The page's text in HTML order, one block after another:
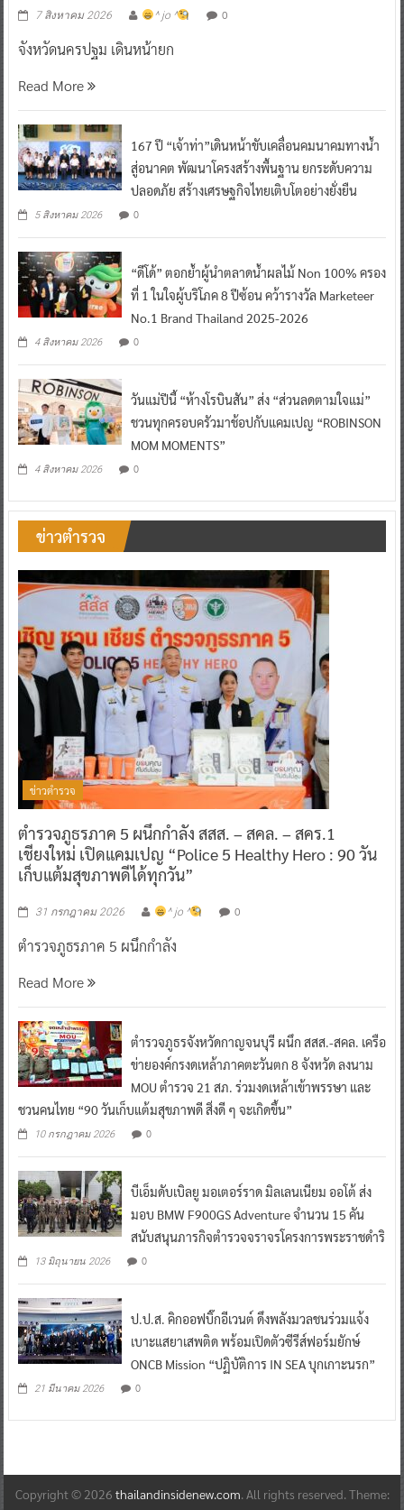
7 สิงหาคม 2026 ^ jo ^ 0
จังหวัดนครปฐม เดินหน้ายก
Read More
167 ปี “เจ้าท่า”เดินหน้าขับเคลื่อนคมนาคมทางน้ำ
สู่อนาคต พัฒนาโครงสร้างพื้นฐาน ยกระดับความ
ปลอดภัย สร้างเศรษฐกิจไทยเติบโตอย่างยั่งยืน
5 สิงหาคม 2026 0
“ดีโด้” ตอกย้ำผู้นำตลาดน้ำผลไม้ Non 100% ครอง
ที่ 1 ในใจผู้บริโภค 8 ปีซ้อน คว้ารางวัล Marketeer
No.1 Brand Thailand 2025-2026
4 สิงหาคม 2026 0
วันแม่ปีนี้ “ห้างโรบินสัน” ส่ง “ส่วนลดตามใจแม่”
ชวนทุกครอบครัวมาช้อปกับแคมเปญ “ROBINSON
MOM MOMENTS”
4 สิงหาคม 2026 0
ข่าวตำรวจ
ข่าวตำรวจ
ตำรวจภูธรภาค 5 ผนึกกำลัง สสส. – สคล. – สคร.1
เชียงใหม่ เปิดแคมเปญ “Police 5 Healthy Hero : 90 วัน
เก็บแต้มสุขภาพดีได้ทุกวัน”
31 กรกฎาคม 2026 ^ jo ^ 0
ตำรวจภูธรภาค 5 ผนึกกำลัง
Read More
ตำรวจภูธรจังหวัดกาญจนบุรี ผนึก สสส.-สคล. เครือ
ข่ายองค์กรงดเหล้าภาคตะวันตก 8 จังหวัด ลงนาม
MOU ตำรวจ 21 สภ. ร่วมงดเหล้าเข้าพรรษา และ
ชวนคนไทย “90 วันเก็บแต้มสุขภาพดี สิ่งดี ๆ จะเกิดขึ้น”
10 กรกฎาคม 2026 0
บีเอ็มดับเบิลยู มอเตอร์ราด มิลเลนเนียม ออโต้ ส่ง
มอบ BMW F900GS Adventure จำนวน 15 คัน
สนับสนุนภารกิจตำรวจจราจรโครงการพระราชดำริ
13 มิถุนายน 2026 0
ป.ป.ส. คิกออฟบิ๊กอีเวนต์ ดึงพลังมวลชนร่วมแจ้ง
เบาะแสยาเสพติด พร้อมเปิดตัวซีรีส์ฟอร์มยักษ์
ONCB Mission “ปฏิบัติการ IN SEA บุกเกาะนรก”
21 มีนาคม 2026 0
Copyright © 2026 thailandinsidenew.com. All rights reserved. Theme: